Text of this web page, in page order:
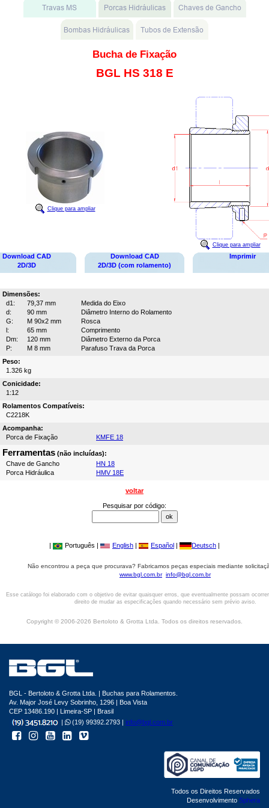
Bucha de Fixação
BGL HS 318 E
Clique para ampliar
Clique para ampliar
Download CAD
2D/3D
Download CAD
2D/3D (com rolamento)
Imprimir
Dimensões:
d1:
79,37 mm
Medida do Eixo
d:
90 mm
Diâmetro Interno do Rolamento
G:
M 90x2 mm
Rosca
l:
65 mm
Comprimento
Dm:
120 mm
Diâmetro Externo da Porca
P:
M 8 mm
Parafuso Trava da Porca
Peso:
1.326 kg
Conicidade:
1:12
Rolamentos Compatíveis:
C2218K
Acompanha:
Porca de Fixação
KMFE 18
Ferramentas (não incluídas):
Chave de Gancho
HN 18
Porca Hidráulica
HMV 18E
voltar
Pesquisar por código:
| Português | English | Español | Deutsch |
Não encontrou a peça que procurava? Fabricamos peças especiais mediante
www.bgl.com.br info@bgl.com.br
Esse catálogo foi elaborado com o objetivo de evitar quaisquer erros, que eventualmente possam
direito de mudar as especificações quando necessário sem prévio aviso.
Copyright © 2006-2026 Bertoloto & Grotta Ltda. Todos os direitos reservados.
BGL - Bertoloto & Grotta Ltda. | Buchas para Rolamentos.
Av. Major José Levy Sobrinho, 1296 | Boa Vista
CEP 13486.190 | Limeira-SP | Brasil
|
(19) 99392.2793 | info@bgl.com.br
Todos os Direitos Reservados
Desenvolvimento Sphera